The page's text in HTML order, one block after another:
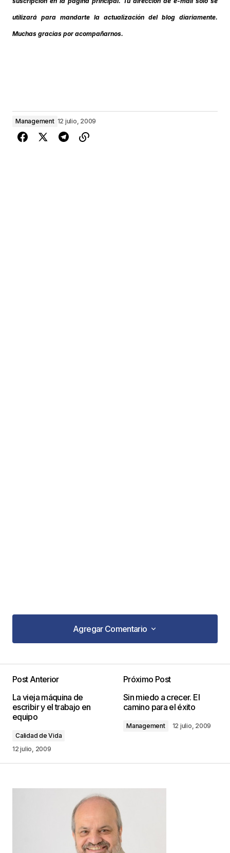
utilizará para mandarte la actualización del blog diariamente.
Muchas gracias por acompañarnos.
Management 12 julio, 2009
Agregar Comentario
Agregar Comentario
Mi nonbre es Rosibel me gusto el desarrollo del
tema excelente muy veras y completo, me
gustaria recibir material relacionado al tema dejo
mi direccion de correo
Rosibel
22 febrero, 2012 at 1:12 pm
Responder
Tu dirección de correo electrónico no será
Los campos obligatorios están
marcados con*
Post Anterior
La vieja máquina de
escribir y el trabajo en
equipo
Calidad de Vida
12 julio, 2009
Próximo Post
Sin miedo a crecer. El
camino para el éxito
Management 12 julio, 2009